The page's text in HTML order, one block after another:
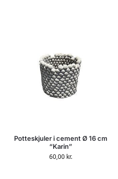
Potteskjuler i cement Ø 16 cm
“Karin”
60,00 kr.